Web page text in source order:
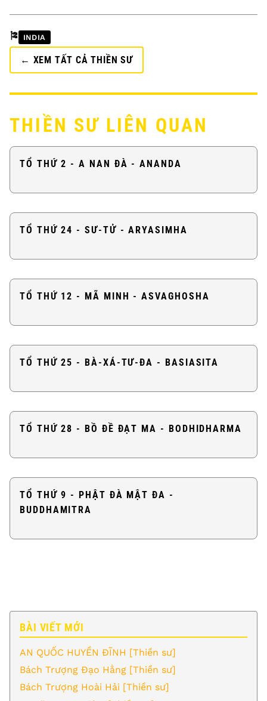
🎏 INDIA
← XEM TẤT CẢ THIỀN SƯ
THIỀN SƯ LIÊN QUAN
TỔ THỨ 2 - A NAN ĐÀ - ANANDA
TỔ THỨ 24 - SƯ-TỬ - ARYASIMHA
TỔ THỨ 12 - MÃ MINH - ASVAGHOSHA
TỔ THỨ 25 - BÀ-XÁ-TƯ-ĐA - BASIASITA
TỔ THỨ 28 - BỒ ĐỀ ĐẠT MA - BODHIDHARMA
TỔ THỨ 9 - PHẬT ĐÀ MẬT ĐA -
BUDDHAMITRA
BÀI VIẾT MỚI
AN QUỐC HUYỀN ĐĨNH [Thiền sư]
Bách Trượng Đạo Hằng [Thiền sư]
Bách Trượng Hoài Hải [Thiền sư]